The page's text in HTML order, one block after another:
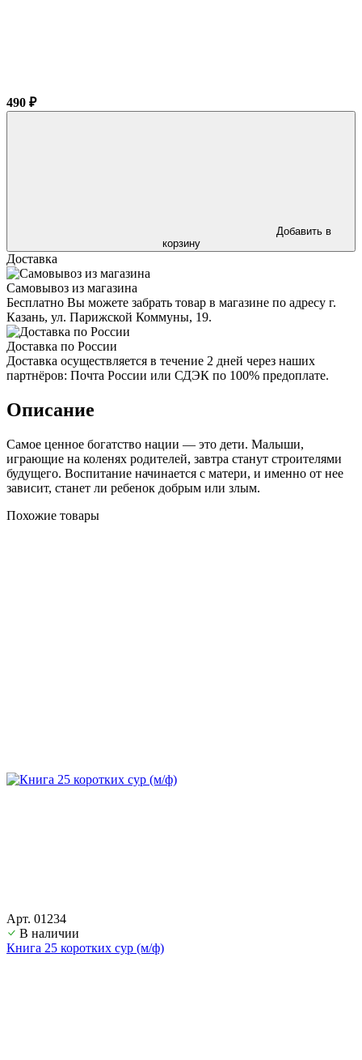
490 ₽
Добавить в
корзину
Доставка
Самовывоз из магазина
Бесплатно Вы можете забрать товар в магазине по адресу г.
Казань, ул. Парижской Коммуны, 19.
Доставка по России
Доставка осуществляется в течение 2 дней через наших
партнёров: Почта России или СДЭК по 100% предоплате.
Описание
Самое ценное богатство нации — это дети. Малыши,
играющие на коленях родителей, завтра станут строителями
будущего. Воспитание начинается с матери, и именно от нее
зависит, станет ли ребенок добрым или злым.
Похожие товары
Арт. 01234
В наличии
Книга 25 коротких сур (м/ф)